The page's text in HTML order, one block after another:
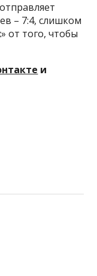
– 7:4, слишком
от того, чтобы
и